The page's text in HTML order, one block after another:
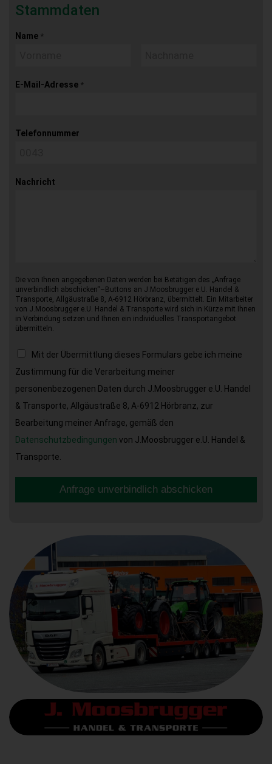
Stammdaten
Name *
E-Mail-Adresse *
Telefonnummer
Nachricht
Die von Ihnen angegebenen Daten werden bei Betätigen des „Anfrage
unverbindlich abschicken“–Buttons an J.Moosbrugger e.U. Handel &
Transporte, Allgäustraße 8, A-6912 Hörbranz, übermittelt. Ein Mitarbeiter
von J.Moosbrugger e.U. Handel & Transporte wird sich in Kürze mit Ihnen
in Verbindung setzen und Ihnen ein individuelles Transportangebot
übermitteln.
Mit der Übermittlung dieses Formulars gebe ich meine
Zustimmung für die Verarbeitung meiner
personenbezogenen Daten durch J.Moosbrugger e.U. Handel
& Transporte, Allgäustraße 8, A-6912 Hörbranz, zur
Bearbeitung meiner Anfrage, gemäß den
Datenschutzbedingungen von J.Moosbrugger e.U. Handel &
Transporte.
Anfrage unverbindlich abschicken